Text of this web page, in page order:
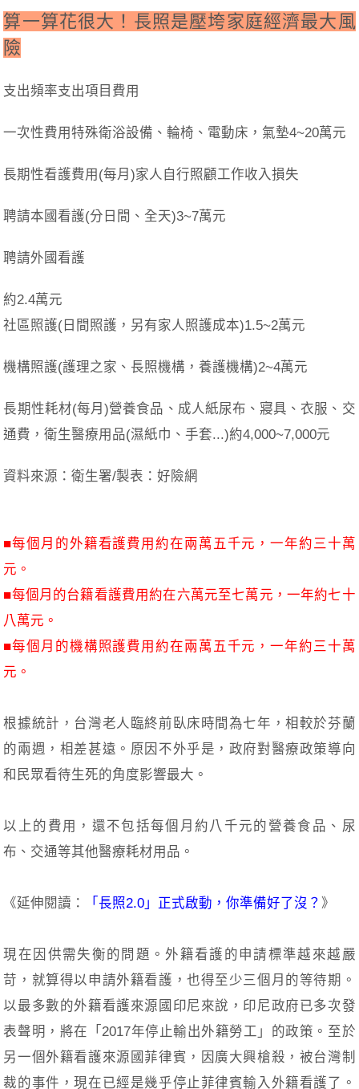
算一算花很大！ 長照是壓垮家庭經濟最大風
險
支出頻率支出項目 費用
一次性費用特殊衛浴設備、輪椅、電動床，氣墊4~20萬元
長期性看護費用(每月)家人自行照顧工作收入損失
聘請本國看護(分日間、全天)3~7萬元
聘請外國看護
約2.4萬元
社區照護(日間照護，另有家人照護成本)1.5~2萬元
機構照護(護理之家、長照機構，養護機構)2~4萬元
長期性耗材(每月)營養食品、成人紙尿布、寢具、衣服、交
通費，衛生醫療用品(濕紙巾、手套...)約4,000~7,000元
資料來源：衛生署/製表：好險網
■每個月的外籍看護費用約在兩萬五千元，一年約三十萬
元。
■每個月的台籍看護費用約在六萬元至七萬元，一年約七十
八萬元。
■每個月的機構照護費用約在兩萬五千元，一年約三十萬
元。
根據統計，台灣老人臨終前臥床時間為七年，相較於芬蘭
的兩週，相差甚遠。原因不外乎是，政府對醫療政策導向
和民眾看待生死的角度影響最大。
以上的費用，還不包括每個月約八千元的營養食品、尿
布、交通等其他醫療耗材用品。
《延伸閱讀： 「長照2.0」正式啟動，你準備好了沒？ 》
現在因供需失衡的問題。外籍看護的申請標準越來越嚴
苛，就算得以申請外籍看護，也得至少三個月的等待期。
以最多數的外籍看護來源國印尼來說，印尼政府已多次發
表聲明，將在「2017年停止輸出外籍勞工」的政策。至於
另一個外籍看護來源國菲律賓，因廣大興槍殺，被台灣制
裁的事件，現在已經是幾乎停止菲律賓輸入外籍看護了。